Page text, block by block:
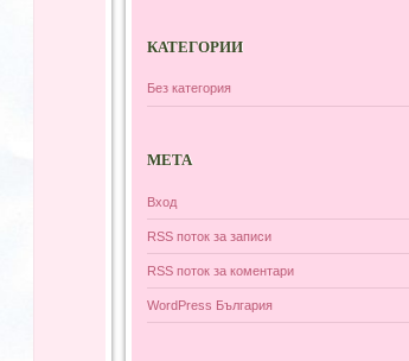
КАТЕГОРИИ
Без категория
МЕТА
Вход
RSS поток за записи
RSS поток за коментари
WordPress България